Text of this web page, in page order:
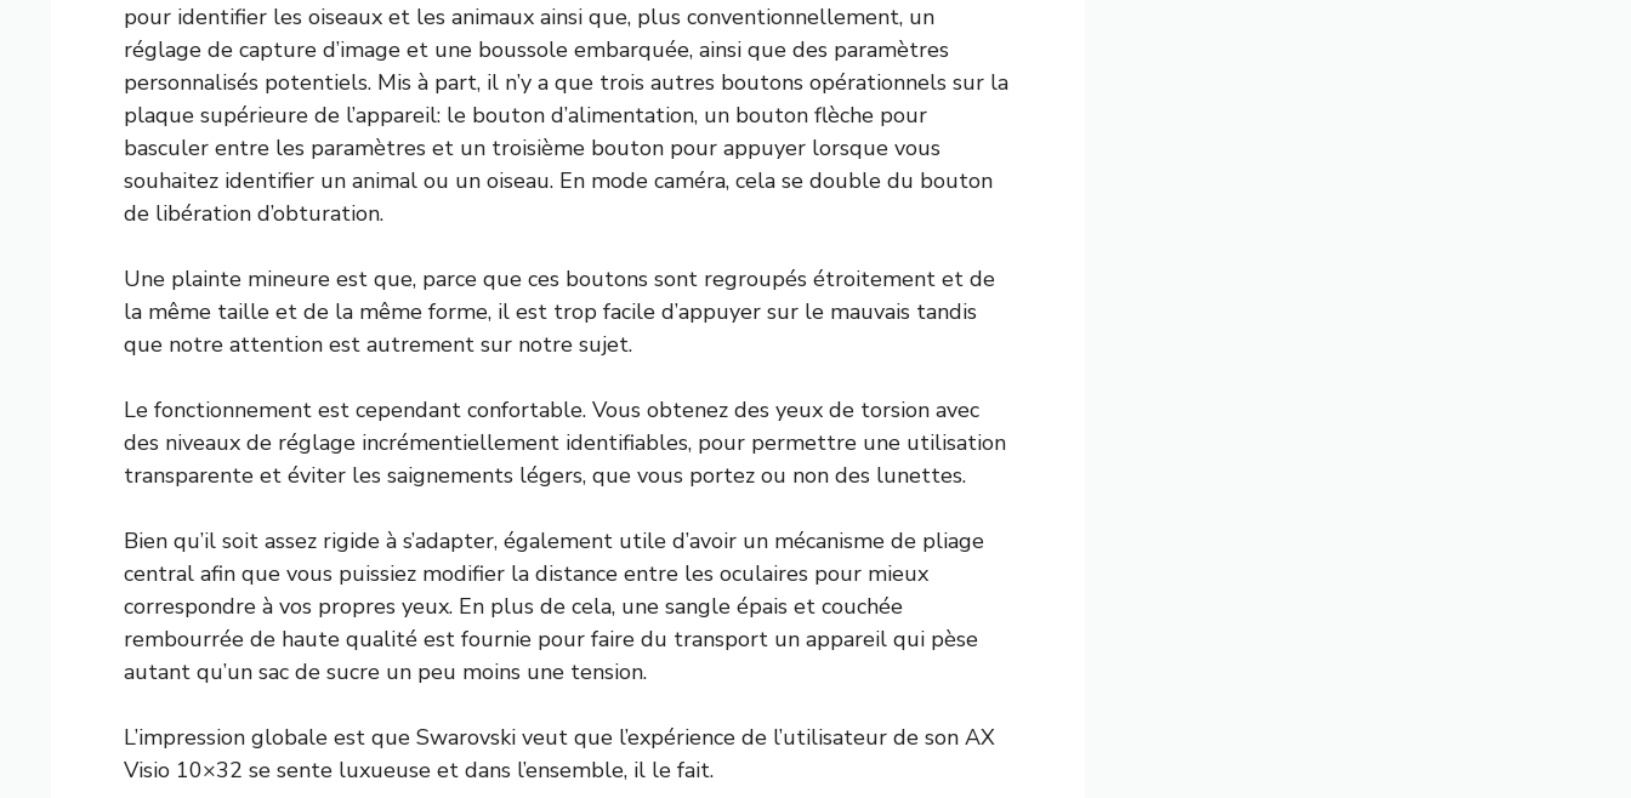
pour identifier les oiseaux et les animaux ainsi que, plus conventionnellement, un
réglage de capture d’image et une boussole embarquée, ainsi que des paramètres
personnalisés potentiels. Mis à part, il n’y a que trois autres boutons opérationnels sur la
plaque supérieure de l’appareil: le bouton d’alimentation, un bouton flèche pour
basculer entre les paramètres et un troisième bouton pour appuyer lorsque vous
souhaitez identifier un animal ou un oiseau. En mode caméra, cela se double du bouton
de libération d’obturation.
Une plainte mineure est que, parce que ces boutons sont regroupés étroitement et de
la même taille et de la même forme, il est trop facile d’appuyer sur le mauvais tandis
que notre attention est autrement sur notre sujet.
Le fonctionnement est cependant confortable. Vous obtenez des yeux de torsion avec
des niveaux de réglage incrémentiellement identifiables, pour permettre une utilisation
transparente et éviter les saignements légers, que vous portez ou non des lunettes.
Bien qu’il soit assez rigide à s’adapter, également utile d’avoir un mécanisme de pliage
central afin que vous puissiez modifier la distance entre les oculaires pour mieux
correspondre à vos propres yeux. En plus de cela, une sangle épais et couchée
rembourrée de haute qualité est fournie pour faire du transport un appareil qui pèse
autant qu’un sac de sucre un peu moins une tension.
L’impression globale est que Swarovski veut que l’expérience de l’utilisateur de son AX
Visio 10×32 se sente luxueuse et dans l’ensemble, il le fait.